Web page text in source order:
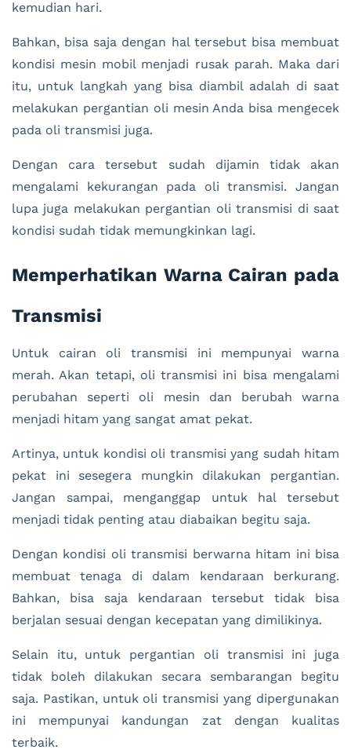
kemudian hari.
Bahkan, bisa saja dengan hal tersebut bisa membuat
kondisi mesin mobil menjadi rusak parah. Maka dari
itu, untuk langkah yang bisa diambil adalah di saat
melakukan pergantian oli mesin Anda bisa mengecek
pada oli transmisi juga.
Dengan cara tersebut sudah dijamin tidak akan
mengalami kekurangan pada oli transmisi. Jangan
lupa juga melakukan pergantian oli transmisi di saat
kondisi sudah tidak memungkinkan lagi.
Memperhatikan Warna Cairan pada
Transmisi
Untuk cairan oli transmisi ini mempunyai warna
merah. Akan tetapi, oli transmisi ini bisa mengalami
perubahan seperti oli mesin dan berubah warna
menjadi hitam yang sangat amat pekat.
Artinya, untuk kondisi oli transmisi yang sudah hitam
pekat ini sesegera mungkin dilakukan pergantian.
Jangan sampai, menganggap untuk hal tersebut
menjadi tidak penting atau diabaikan begitu saja.
Dengan kondisi oli transmisi berwarna hitam ini bisa
membuat tenaga di dalam kendaraan berkurang.
Bahkan, bisa saja kendaraan tersebut tidak bisa
berjalan sesuai dengan kecepatan yang dimilikinya.
Selain itu, untuk pergantian oli transmisi ini juga
tidak boleh dilakukan secara sembarangan begitu
saja. Pastikan, untuk oli transmisi yang dipergunakan
ini mempunyai kandungan zat dengan kualitas
terbaik.